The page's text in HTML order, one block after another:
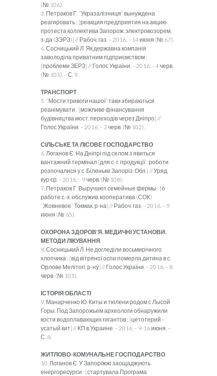
(№ 106).
3. Петраков Г. “Укразалізниця” вынуждена
реагировать : [реакция предприятия на акцию
протеста коллектива Запорож. электровозорем.
з-да (ЗЭРЗ)] // Рабоч. газ. – 2016. – 14 июня (№ 67).
4. Сосницький Л. Як державна компанія
заволоділа приватним підприємством ;
[проблеми ЗЕРЗ] // Голос України. – 2016. – 4 черв.
(№ 103). – С. 9.
ТРАНСПОРТ
5. “Мости тривоги нашої” таки збираються
реанімувати : [можливе фінансування
будівництва мост. переходів через Дніпро] //
Голос України. – 2016. – 3 черв. (№ 102).
СІЛЬСЬКЕ ТА ЛІСОВЕ ГОСПОДАРСТВО
6. Логанов Є. На Дніпрі під селом з’явиться
вантажний термінал [для с.-г. продукції : роботи
розпочалися у с. Біленьке Запоріз. Обл.] // Уряд.
кур’єр. – 2016. – 9 черв. (№ 108).
7. Петраков Г. Выручают семейные фермы : [о
работе с.-х. обслужив. кооператива (СОК)
“Жовневое” Токмак. р-на] // Рабоч. газ. – 2016. – 9
июня (№ 65).
ОХОРОНА ЗДОРОВ’Я. МЕДИЧНІ УСТАНОВИ.
МЕТОДИ ЛІКУВАННЯ
8. Сосницький Л. Не догледіли восьмирічного
хлопчика : [від вітряної оспи померла дитина в с.
Орлове Мелітоп. р-ну] // Голос України. – 2016. – 8
черв. (№ 105).
ІСТОРІЯ ОБЛАСТІ
9. Манарченко Ю. Киты и тюлени родом с Лысой
Горы. Под Запорожьем археологи обнаружили
кости водоплавающих гигантов : [цетотерий –
усатый кит] // КП в Украине. – 2016. – 9-16 июня. –
С. 8.
ЖИТЛОВО-КОМУНАЛЬНЕ ГОСПОДАРСТВО
10. Логанов Є. У Запоріжжі заощаджують
енергоресурси : [стартувала Програма